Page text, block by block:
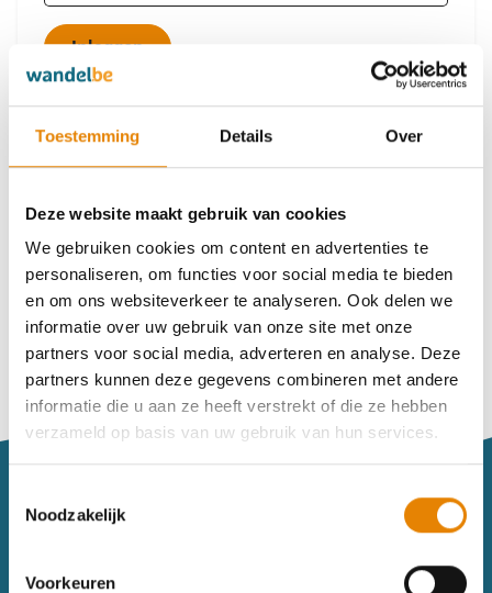
Toestemming Details Over
Deze website maakt gebruik van cookies
We gebruiken cookies om content en advertenties te
personaliseren, om functies voor social media te bieden
en om ons websiteverkeer te analyseren. Ook delen we
informatie over uw gebruik van onze site met onze
partners voor social media, adverteren en analyse. Deze
partners kunnen deze gegevens combineren met andere
informatie die u aan ze heeft verstrekt of die ze hebben
verzameld op basis van uw gebruik van hun services.
Noodzakelijk
Voorkeuren
Heb je nog geen account?
Maak dan een nieuw account aan
Maak een nieuw account aan
Vind je je weg niet goed in het wandeldagboek?
Raadpleeg dan hier de handleiding.